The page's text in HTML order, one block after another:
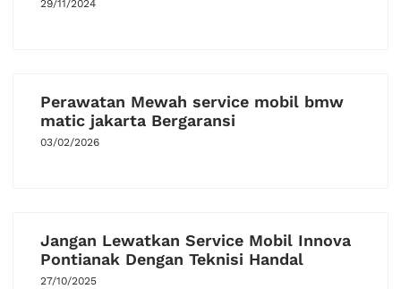
29/11/2024
Perawatan Mewah service mobil bmw
matic jakarta Bergaransi
03/02/2026
Jangan Lewatkan Service Mobil Innova
Pontianak Dengan Teknisi Handal
27/10/2025